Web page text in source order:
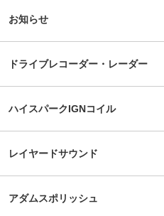
お知らせ
ドライブレコーダー・レーダー
ハイスパークIGNコイル
レイヤードサウンド
アダムスポリッシュ